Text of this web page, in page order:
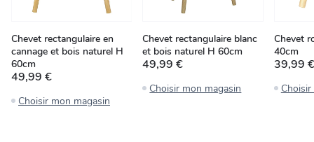
Chevet rectangulaire en
cannage et bois naturel H
60cm
49,99 €
Choisir mon magasin
Chevet rectangulaire blanc
et bois naturel H 60cm
49,99 €
Choisir mon magasin
Chevet
40cm
39,99 €